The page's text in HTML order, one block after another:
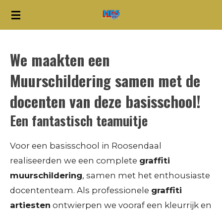
Ga
de
We maakten een
Muurschildering samen met de
docenten van deze basisschool!
Een fantastisch teamuitje
Voor een basisschool in Roosendaal
realiseerden we een complete graffiti
muurschildering, samen met het enthousiaste
docententeam. Als professionele graffiti
artiesten ontwierpen we vooraf een kleurrijk en